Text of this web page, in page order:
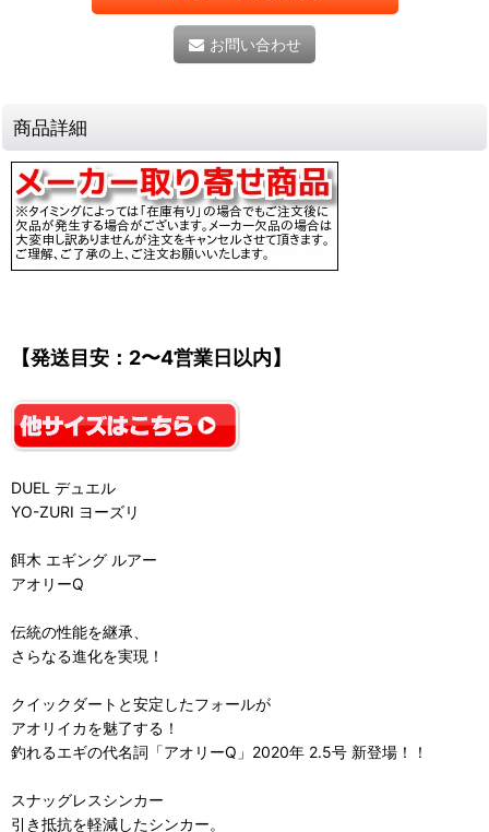
お問い合わせ
商品詳細
【発送目安：2〜4営業日以内】
DUEL デュエル
YO-ZURI ヨーズリ
餌木 エギング ルアー
アオリーQ
伝統の性能を継承、
さらなる進化を実現！
クイックダートと安定したフォールが
アオリイカを魅了する！
釣れるエギの代名詞「アオリーQ」2020年 2.5号 新登場！！
スナッグレスシンカー
引き抵抗を軽減したシンカー。